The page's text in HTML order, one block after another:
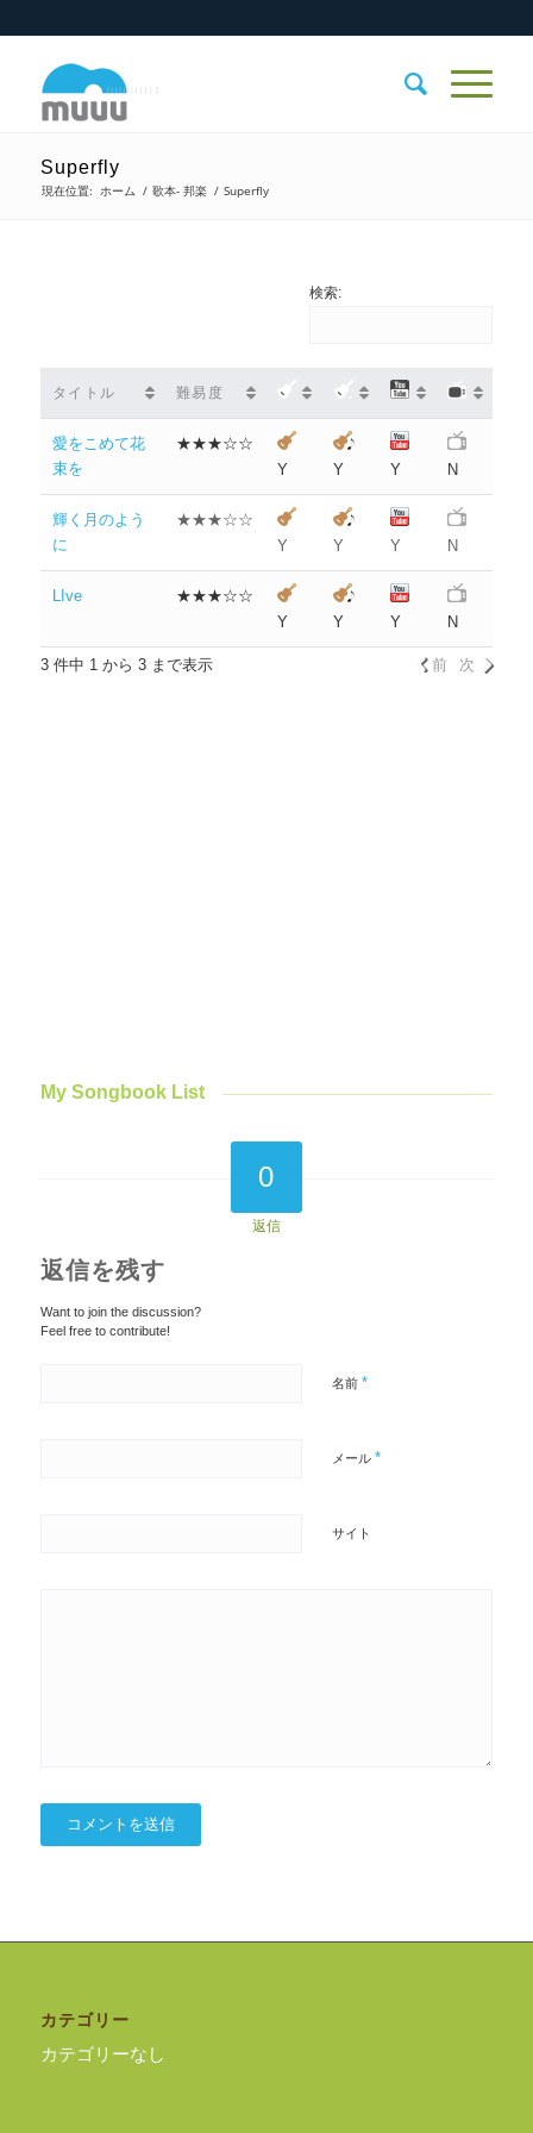
Superfly
現在位置: ホーム / 歌本- 邦楽 / Superfly
検索:
タイトル 難易度
愛をこめて花
束を
★★★☆☆
Y
Y Y N
輝く月のよう
に
★★★☆☆
Y
Y Y N
LIve
★★★☆☆
Y
Y Y N
3 件中 1 から 3 まで表示 前 次
My Songbook List
0
返信
返信を残す
Want to join the discussion?
Feel free to contribute!
名前 *
メール *
サイト
カテゴリー
カテゴリーなし